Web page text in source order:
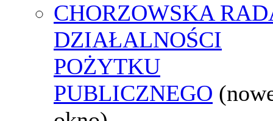
CHORZOWSKA
DZIAŁALNOŚCI
POŻYTKU
PUBLICZNEGO